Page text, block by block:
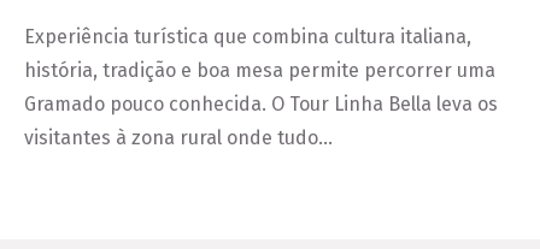
Experiência turística que combina cultura italiana,
história, tradição e boa mesa permite percorrer uma
Gramado pouco conhecida. O Tour Linha Bella leva os
visitantes à zona rural onde tudo…